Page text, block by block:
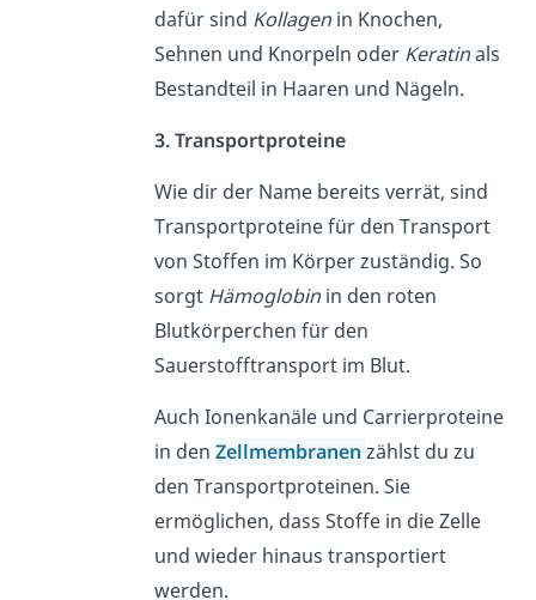
dafür sind Kollagenin Knochen,
Sehnen und Knorpeln oderKeratinals
Bestandteil in Haaren und Nägeln.
3. Transportproteine
Wie dir der Name bereits verrät, sind
Transportproteine für den Transport
von Stoffen im Körper zuständig. So
sorgt Hämoglobinin den roten
Blutkörperchen für den
Sauerstofftransport im Blut.
Auch Ionenkanäle und Carrierproteine
in den Zellmembranen zählst du zu
den Transportproteinen. Sie
ermöglichen, dass Stoffe in die Zelle
und wieder hinaus transportiert
werden.